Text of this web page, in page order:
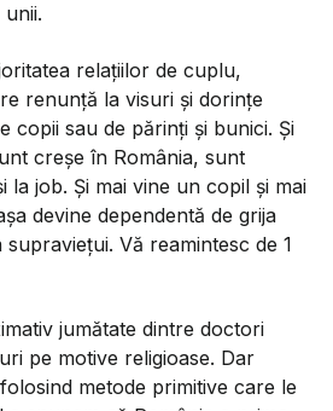
relațiilor de cuplu,
renunță la visuri și dorințe
copii sau de părinți și bunici. Și
creșe în România, sunt
la job. Și mai vine un copil și mai
devine dependentă de grija
Vă reamintesc de 1
jumătate dintre doctori
pe motive religioase. Dar
metode primitive care le